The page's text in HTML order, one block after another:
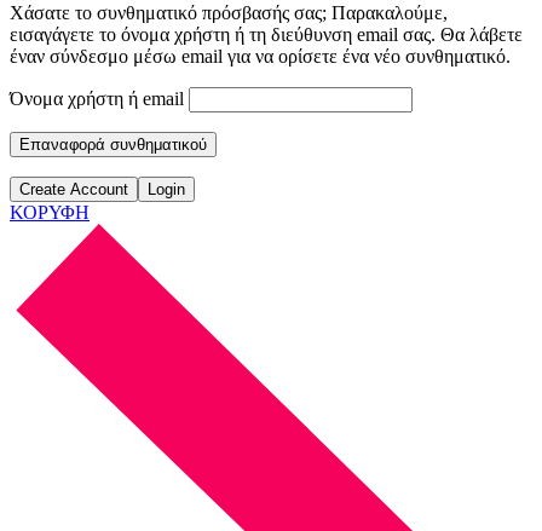
Χάσατε το συνθηματικό πρόσβασής σας; Παρακαλούμε,
εισαγάγετε το όνομα χρήστη ή τη διεύθυνση email σας. Θα λάβετε
έναν σύνδεσμο μέσω email για να ορίσετε ένα νέο συνθηματικό.
Όνομα χρήστη ή email
Επαναφορά συνθηματικού
Create Account Login
ΚΟΡΥΦΗ